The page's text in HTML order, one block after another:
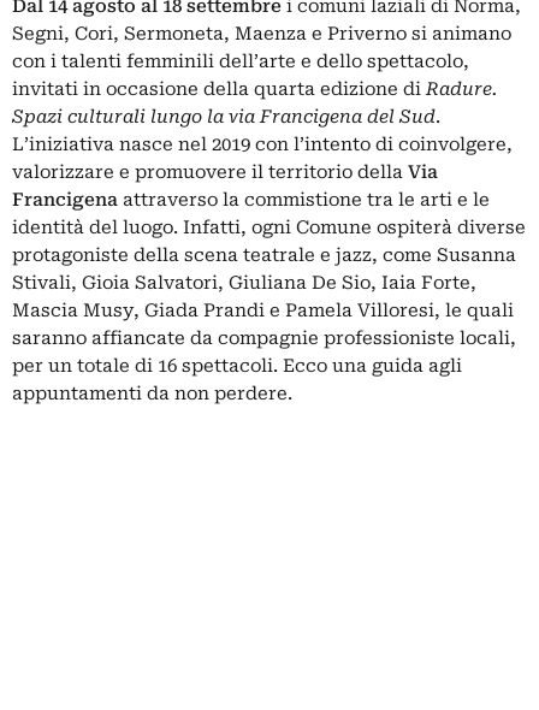
Dal 14 agosto al 18 settembre i comuni laziali di Norma,
Segni, Cori, Sermoneta, Maenza e Priverno si animano
con i talenti femminili dell’arte e dello spettacolo,
invitati in occasione della quarta edizione diRadure.
Spazi culturali lungo la via Francigena del Sud.
L’iniziativa nasce nel 2019 con l’intento di coinvolgere,
valorizzare e promuovere il territorio della Via
Francigena attraverso la commistione tra le arti e le
identità del luogo. Infatti, ogni Comune ospiterà diverse
protagoniste della scena teatrale e jazz, come Susanna
Stivali, Gioia Salvatori, Giuliana De Sio, Iaia Forte,
Mascia Musy, Giada Prandi e Pamela Villoresi, le quali
saranno affiancate da compagnie professioniste locali,
per un totale di 16 spettacoli. Ecco una guida agli
appuntamenti da non perdere.